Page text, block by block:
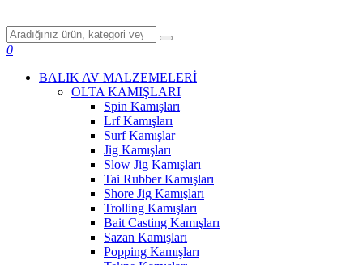
0
BALIK AV MALZEMELERİ
OLTA KAMIŞLARI
Spin Kamışları
Lrf Kamışları
Surf Kamışlar
Jig Kamışları
Slow Jig Kamışları
Tai Rubber Kamışları
Shore Jig Kamışları
Trolling Kamışları
Bait Casting Kamışları
Sazan Kamışları
Popping Kamışları